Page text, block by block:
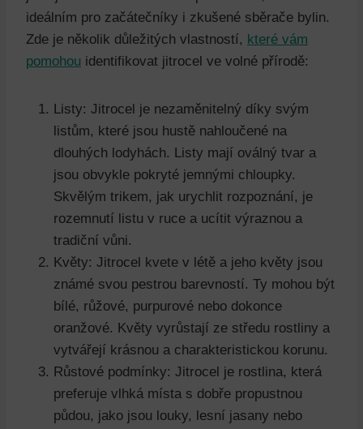
ideálním pro začátečníky i zkušené sběrače bylin.
Zde je několik důležitých vlastností, které vám
pomohou identifikovat jitrocel ve volné přírodě:
Listy: Jitrocel je nezaměnitelný díky svým
listům, které jsou hustě nahloučené na
dlouhých lodyhách. Listy mají oválný tvar a
jsou obvykle pokryté jemnými chloupky.
Skvělým trikem, jak urychlit rozpoznání, je
rozemnutí listu v ruce a ucítit výraznou a
tradiční vůni.
Květy: Jitrocel kvete v létě a jeho květy jsou
známé svou pestrou barevností. Ty mohou být
bílé, růžové, purpurové nebo dokonce
oranžové. Květy vyrůstají ze středu rostliny a
vytvářejí krásnou a charakteristickou korunu.
Růstové podmínky: Jitrocel je rostlina, která
preferuje vlhká místa s dobře propustnou
půdou, jako jsou louky, lesní jasany nebo